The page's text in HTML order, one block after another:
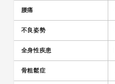
腰痛
不良姿勢
全身性疾患
骨粗鬆症